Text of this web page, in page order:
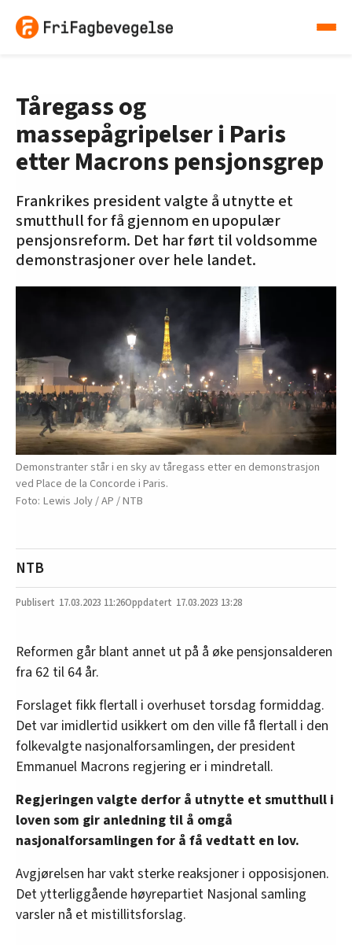
Tåregass og
massepågripelser i Paris
etter Macrons pensjonsgrep
Frankrikes president valgte å utnytte et
smutthull for få gjennom en upopulær
pensjonsreform. Det har ført til voldsomme
demonstrasjoner over hele landet.
Demonstranter står i en sky av tåregass etter en demonstrasjon
ved Place de la Concorde i Paris.
Lewis Joly / AP / NTB
NTB
17.03.2023 11:26 17.03.2023 13:28
Reformen går blant annet ut på å øke pensjonsalderen
fra 62 til 64 år.
Forslaget fikk flertall i overhuset torsdag formiddag.
Det var imidlertid usikkert om den ville få flertall i den
folkevalgte nasjonalforsamlingen, der president
Emmanuel Macrons regjering er i mindretall.
Regjeringen valgte derfor å utnytte et smutthull i
loven som gir anledning til å omgå
nasjonalforsamlingen for å få vedtatt en lov.
Avgjørelsen har vakt sterke reaksjoner i opposisjonen.
Det ytterliggående høyrepartiet Nasjonal samling
varsler nå et mistillitsforslag.